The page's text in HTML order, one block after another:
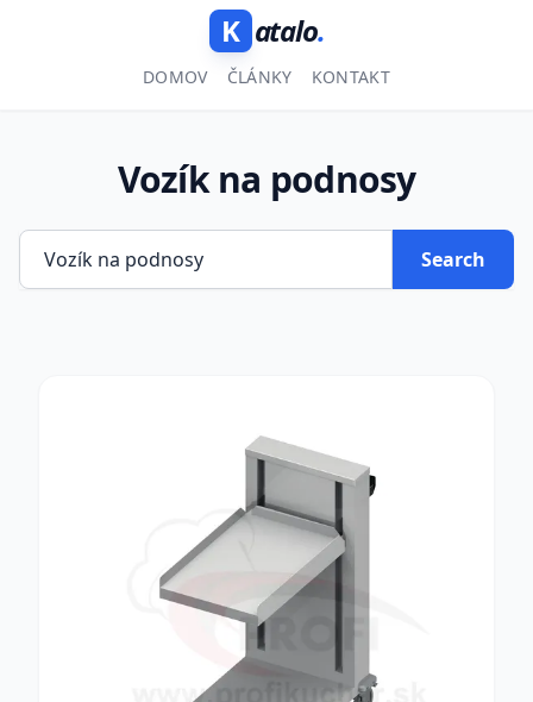
K atalo.
DOMOV ČLÁNKY KONTAKT
Vozík na podnosy
Search